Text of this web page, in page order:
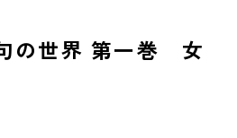
の世界 第一巻 女